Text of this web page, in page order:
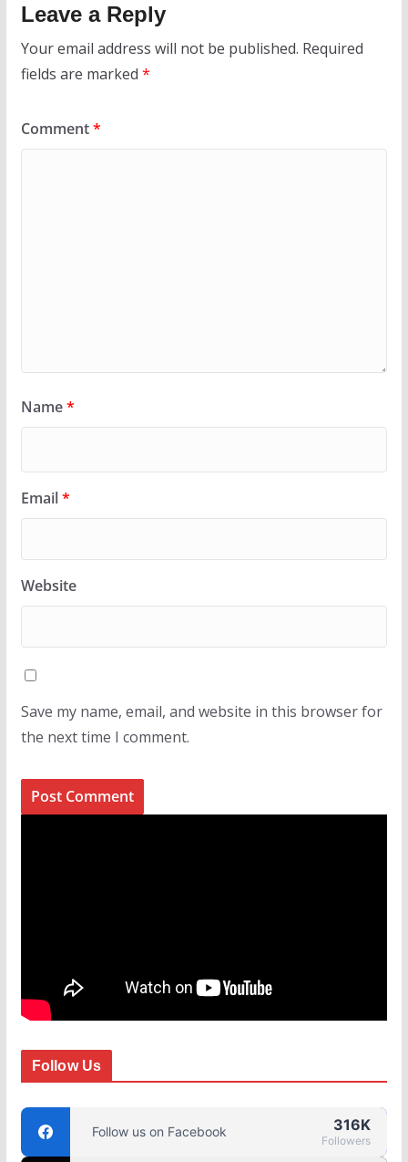
Leave a Reply
Your email address will not be published. Required
fields are marked *
Comment*
Name*
Email*
Website
Save my name, email, and website in this browser for
the next time I comment.
Follow Us
Follow us on Facebook 316K
Followers